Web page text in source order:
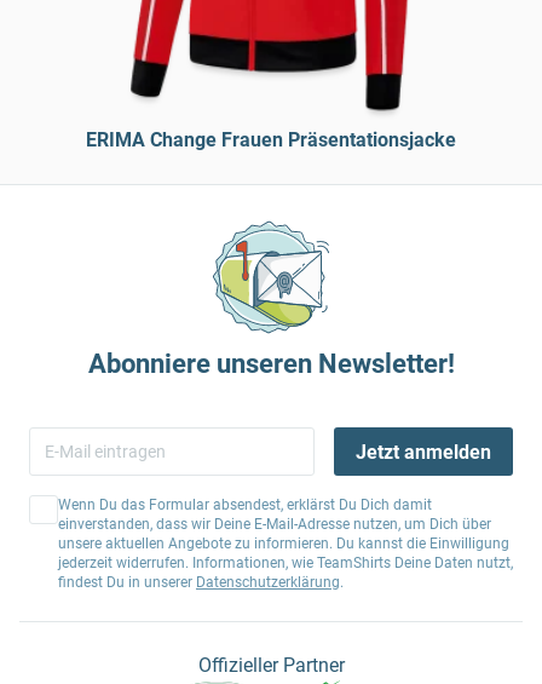
ERIMA Change Frauen Präsentationsjacke
Abonniere unseren Newsletter!
Jetzt anmelden
Wenn Du das Formular absendest, erklärst Du Dich damit
einverstanden, dass wir Deine E-Mail-Adresse nutzen, um Dich über
unsere aktuellen Angebote zu informieren. Du kannst die Einwilligung
jederzeit widerrufen. Informationen, wie TeamShirts Deine Daten nutzt,
findest Du in unserer Datenschutzerklärung.
Offizieller Partner